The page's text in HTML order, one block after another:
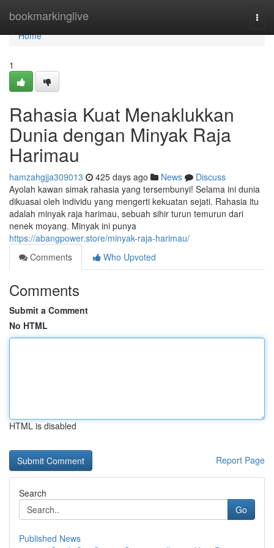
bookmarkinglive
Home
Home
1
Rahasia Kuat Menaklukkan
Dunia dengan Minyak Raja
Harimau
hamzahgjja309013 425 days ago News
Discuss
Ayolah kawan simak rahasia yang tersembunyi! Selama ini dunia
dikuasai oleh individu yang mengerti kekuatan sejati. Rahasia itu
adalah minyak raja harimau, sebuah sihir turun temurun dari
nenek moyang. Minyak ini punya
https://abangpower.store/minyak-raja-harimau/
Comments
Who Upvoted
Comments
Submit a Comment
No HTML
HTML is disabled
Report Page
Search
Go
Published News